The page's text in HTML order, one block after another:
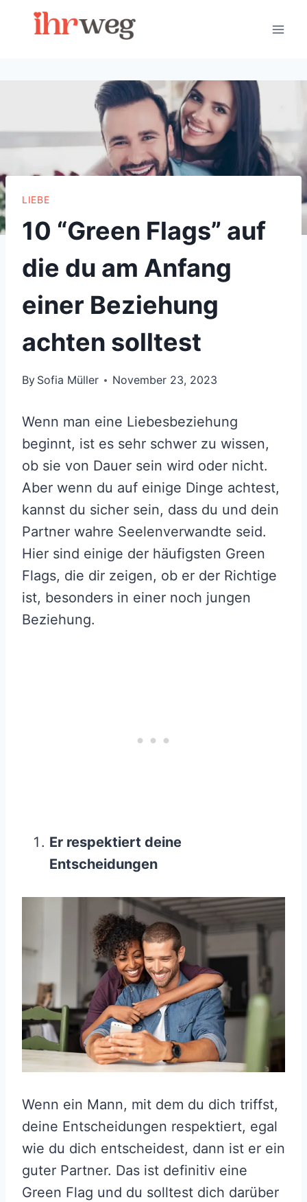
LIEBE
10 “Green Flags” auf
die du am Anfang
einer Beziehung
achten solltest
By Sofia Müller November 23, 2023
Wenn man eine Liebesbeziehung
beginnt, ist es sehr schwer zu wissen,
ob sie von Dauer sein wird oder nicht.
Aber wenn du auf einige Dinge achtest,
kannst du sicher sein, dass du und dein
Partner wahre Seelenverwandte seid.
Hier sind einige der häufigsten Green
Flags, die dir zeigen, ob er der Richtige
ist, besonders in einer noch jungen
Beziehung.
Er respektiert deine
Entscheidungen
Wenn ein Mann, mit dem du dich triffst,
deine Entscheidungen respektiert, egal
wie du dich entscheidest, dann ist er ein
guter Partner. Das ist definitiv eine
Green Flag und du solltest dich darüber